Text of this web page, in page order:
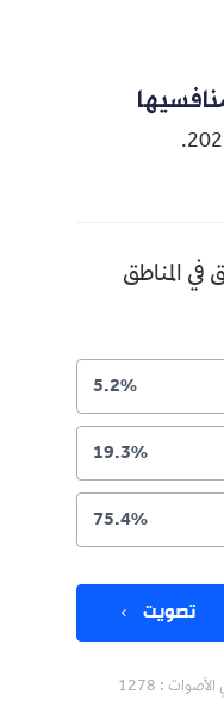
المناطق
5.2%
19.3%
75.4%
تصويت
الأصوات : 1278